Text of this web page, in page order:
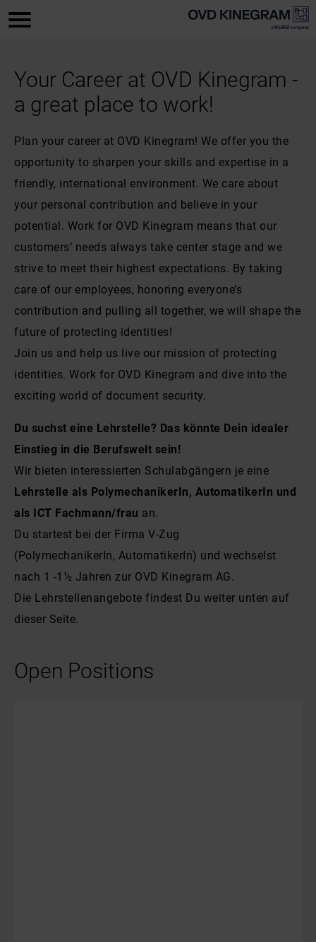
Your Career at OVD Kinegram -
a great place to work!
Plan your career at OVD Kinegram! We offer you the
opportunity to sharpen your skills and expertise in a
friendly, international environment. We care about
your personal contribution and believe in your
potential. Work for OVD Kinegram means that our
customers’ needs always take center stage and we
strive to meet their highest expectations. By taking
care of our employees, honoring everyone’s
contribution and pulling all together, we will shape the
future of protecting identities!
Join us and help us live our mission of protecting
identities. Work for OVD Kinegram and dive into the
exciting world of document security.
Du suchst eine Lehrstelle? Das könnte Dein idealer
Einstieg in die Berufswelt sein!
Wir bieten interessierten Schulabgängern je eine
Lehrstelle als PolymechanikerIn, AutomatikerIn und
als ICT Fachmann/frau an.
Du startest bei der Firma V-Zug
(PolymechanikerIn, AutomatikerIn) und wechselst
nach 1 -1½ Jahren zur OVD Kinegram AG.
Die Lehrstellenangebote findest Du weiter unten auf
dieser Seite.
Open Positions